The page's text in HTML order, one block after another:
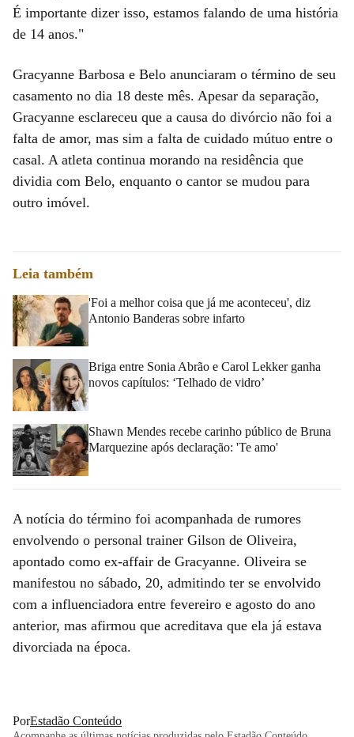
É importante dizer isso, estamos falando de uma história
de 14 anos."
Gracyanne Barbosa e Belo anunciaram o término de seu
casamento no dia 18 deste mês. Apesar da separação,
Gracyanne esclareceu que a causa do divórcio não foi a
falta de amor, mas sim a falta de cuidado mútuo entre o
casal. A atleta continua morando na residência que
dividia com Belo, enquanto o cantor se mudou para
outro imóvel.
Leia também
'Foi a melhor coisa que já me aconteceu', diz
Antonio Banderas sobre infarto
Briga entre Sonia Abrão e Carol Lekker ganha
novos capítulos: ‘Telhado de vidro’
Shawn Mendes recebe carinho público de Bruna
Marquezine após declaração: 'Te amo'
A notícia do término foi acompanhada de rumores
envolvendo o personal trainer Gilson de Oliveira,
apontado como ex-affair de Gracyanne. Oliveira se
manifestou no sábado, 20, admitindo ter se envolvido
com a influenciadora entre fevereiro e agosto do ano
anterior, mas afirmou que acreditava que ela já estava
divorciada na época.
PorEstadão Conteúdo